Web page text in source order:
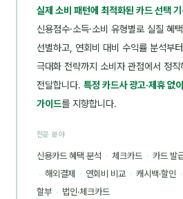
실제 소비 패턴에 최적화된 카드 선택
신용점수·소득·소비 유형별로 실질 혜
선별하고, 연회비 대비 수익률 분석부
극대화 전략까지 소비자 관점에서 정
전달합니다. 특정 카드사 광고·제휴 없
가이드를 지향합니다.
전문 분야
신용카드 혜택 분석 · 체크카드 · 카드 발
· 해외결제 · 연회비 비교 · 캐시백·할인 ·
할부 · 법인·체크카드